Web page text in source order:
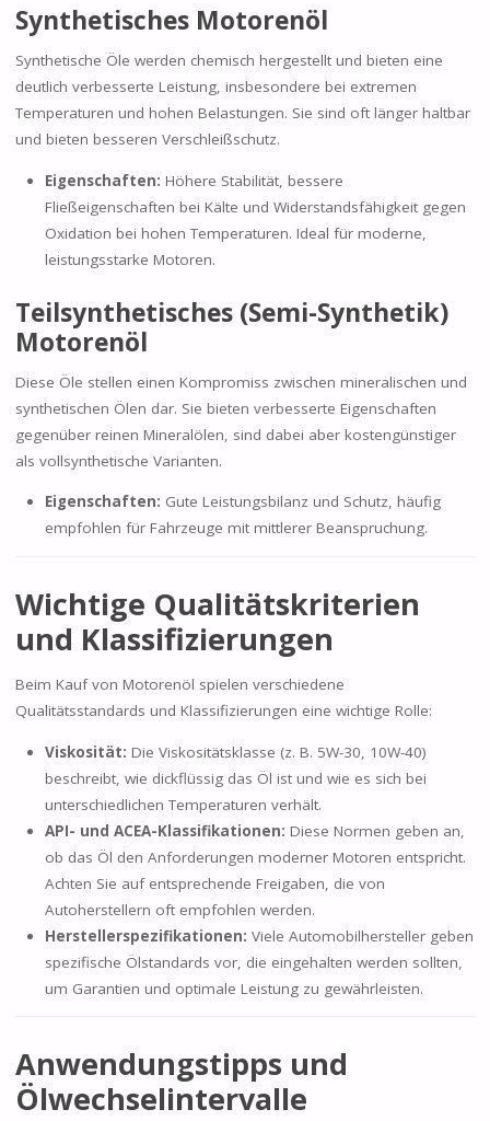
Synthetisches Motorenöl
Synthetische Öle werden chemisch hergestellt und bieten eine
deutlich verbesserte Leistung, insbesondere bei extremen
Temperaturen und hohen Belastungen. Sie sind oft länger haltbar
und bieten besseren Verschleißschutz.
Eigenschaften: Höhere Stabilität, bessere
Fließeigenschaften bei Kälte und Widerstandsfähigkeit gegen
Oxidation bei hohen Temperaturen. Ideal für moderne,
leistungsstarke Motoren.
Teilsynthetisches (Semi-Synthetik)
Motorenöl
Diese Öle stellen einen Kompromiss zwischen mineralischen und
synthetischen Ölen dar. Sie bieten verbesserte Eigenschaften
gegenüber reinen Mineralölen, sind dabei aber kostengünstiger
als vollsynthetische Varianten.
Eigenschaften: Gute Leistungsbilanz und Schutz, häufig
empfohlen für Fahrzeuge mit mittlerer Beanspruchung.
Wichtige Qualitätskriterien
und Klassifizierungen
Beim Kauf von Motorenöl spielen verschiedene
Qualitätsstandards und Klassifizierungen eine wichtige Rolle:
Viskosität: Die Viskositätsklasse (z. B. 5W-30, 10W-40)
beschreibt, wie dickflüssig das Öl ist und wie es sich bei
unterschiedlichen Temperaturen verhält.
API- und ACEA-Klassifikationen: Diese Normen geben an,
ob das Öl den Anforderungen moderner Motoren entspricht.
Achten Sie auf entsprechende Freigaben, die von
Autoherstellern oft empfohlen werden.
Herstellerspezifikationen: Viele Automobilhersteller geben
spezifische Ölstandards vor, die eingehalten werden sollten,
um Garantien und optimale Leistung zu gewährleisten.
Anwendungstipps und
Ölwechselintervalle